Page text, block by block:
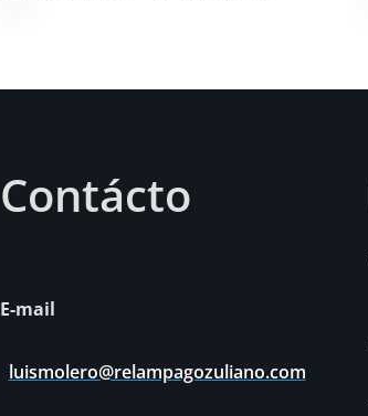
Contácto
E-mail
luismolero@relampagozuliano.com